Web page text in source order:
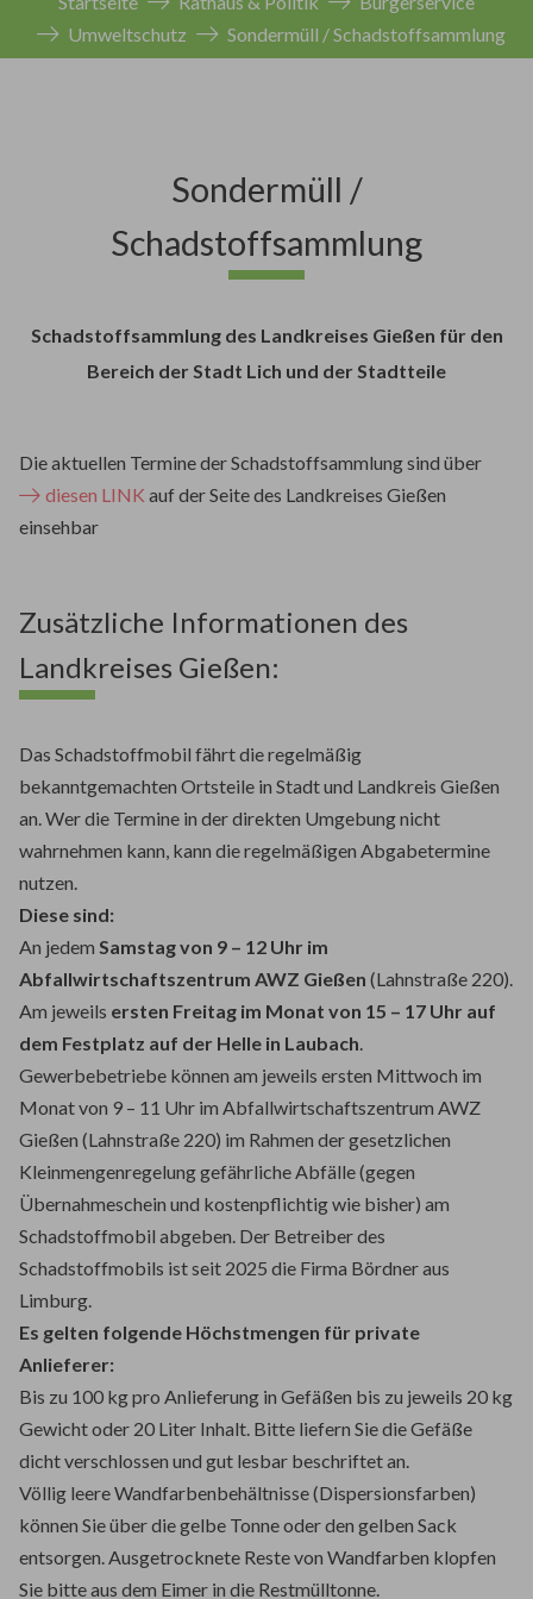
Umweltschutz
Sondermüll / Schadstoffsammlung
Sondermüll /
Schadstoffsammlung
Schadstoffsammlung des Landkreises Gießen für den
Bereich der Stadt Lich und der Stadtteile
Die aktuellen Termine der Schadstoffsammlung sind über
diesen LINK auf der Seite des Landkreises Gießen
einsehbar
Zusätzliche Informationen des
Landkreises Gießen:
Das Schadstoffmobil fährt die regelmäßig
bekanntgemachten Ortsteile in Stadt und Landkreis Gießen
an. Wer die Termine in der direkten Umgebung nicht
wahrnehmen kann, kann die regelmäßigen Abgabetermine
nutzen.
Diese sind:
An jedem Samstag von 9 – 12 Uhr im
Abfallwirtschaftszentrum AWZ Gießen (Lahnstraße 220).
Am jeweils ersten Freitag im Monat von 15 – 17 Uhr auf
dem Festplatz auf der Helle in Laubach.
Gewerbebetriebe können am jeweils ersten Mittwoch im
Monat von 9 – 11 Uhr im Abfallwirtschaftszentrum AWZ
Gießen (Lahnstraße 220) im Rahmen der gesetzlichen
Kleinmengenregelung gefährliche Abfälle (gegen
Übernahmeschein und kostenpflichtig wie bisher) am
Schadstoffmobil abgeben. Der Betreiber des
Schadstoffmobils ist seit 2025 die Firma Bördner aus
Limburg.
Es gelten folgende Höchstmengen für private
Anlieferer:
Bis zu 100 kg pro Anlieferung in Gefäßen bis zu jeweils 20 kg
Gewicht oder 20 Liter Inhalt. Bitte liefern Sie die Gefäße
dicht verschlossen und gut lesbar beschriftet an.
Völlig leere Wandfarbenbehältnisse (Dispersionsfarben)
können Sie über die gelbe Tonne oder den gelben Sack
entsorgen. Ausgetrocknete Reste von Wandfarben klopfen
Sie bitte aus dem Eimer in die Restmülltonne.